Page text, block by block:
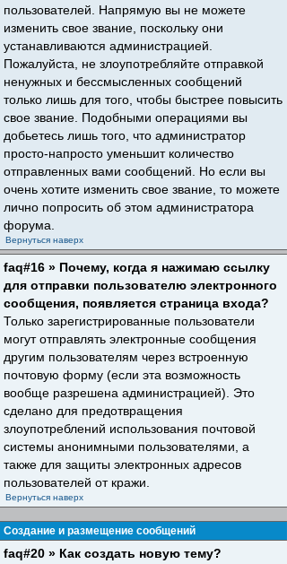
пользователей. Напрямую вы не можете
изменить свое звание, поскольку они
устанавливаются администрацией.
Пожалуйста, не злоупотребляйте отправкой
ненужных и бессмысленных сообщений
только лишь для того, чтобы быстрее повысить
свое звание. Подобными операциями вы
добьетесь лишь того, что администратор
просто-напросто уменьшит количество
отправленных вами сообщений. Но если вы
очень хотите изменить свое звание, то можете
лично попросить об этом администратора
форума.
Вернуться наверх
faq#16 » Почему, когда я нажимаю ссылку
для отправки пользователю электронного
сообщения, появляется страница входа?
Только зарегистрированные пользователи
могут отправлять электронные сообщения
другим пользователям через встроенную
почтовую форму (если эта возможность
вообще разрешена администрацией). Это
сделано для предотвращения
злоупотреблений использования почтовой
системы анонимными пользователями, а
также для защиты электронных адресов
пользователей от кражи.
Вернуться наверх
Создание и размещение сообщений
faq#20 » Как создать новую тему?